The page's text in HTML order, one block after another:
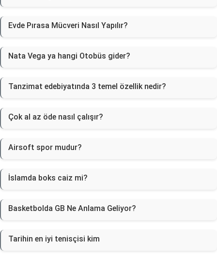
Evde Pırasa Mücveri Nasıl Yapılır?
Nata Vega ya hangi Otobüs gider?
Tanzimat edebiyatında 3 temel özellik nedir?
Çok al az öde nasıl çalışır?
Airsoft spor mudur?
İslamda boks caiz mi?
Basketbolda GB Ne Anlama Geliyor?
Tarihin en iyi tenisçisi kim